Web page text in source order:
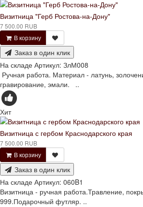
Визитница "Герб Ростова-на-Дону"
7 500.00 RUB
В корзину
Заказ в один клик
На складе Артикул: ЗлМ008
Ручная работа. Материал - латунь,
гравирование, эмали. ..
Хит
Визитница с гербом Краснодарского края
7 500.00 RUB
В корзину
Заказ в один клик
На складе Артикул: 060B1
Визитница - ручная работа.Травление,
999.Подарочный футляр. ..